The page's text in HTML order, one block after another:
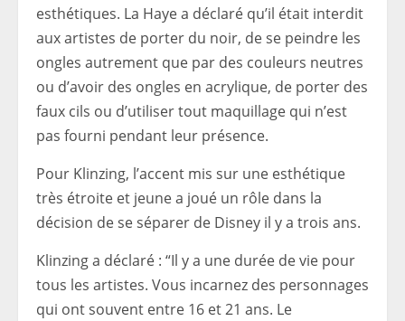
esthétiques. La Haye a déclaré qu’il était interdit
aux artistes de porter du noir, de se peindre les
ongles autrement que par des couleurs neutres
ou d’avoir des ongles en acrylique, de porter des
faux cils ou d’utiliser tout maquillage qui n’est
pas fourni pendant leur présence.
Pour Klinzing, l’accent mis sur une esthétique
très étroite et jeune a joué un rôle dans la
décision de se séparer de Disney il y a trois ans.
Klinzing a déclaré : “Il y a une durée de vie pour
tous les artistes. Vous incarnez des personnages
qui ont souvent entre 16 et 21 ans. Le